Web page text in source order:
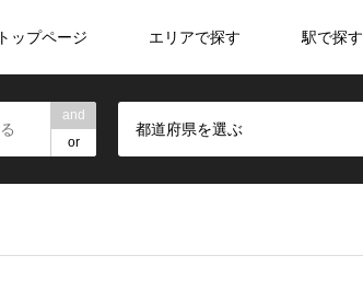
トップページ エリアで探す 駅で探す
and
or
都道府県を選ぶ